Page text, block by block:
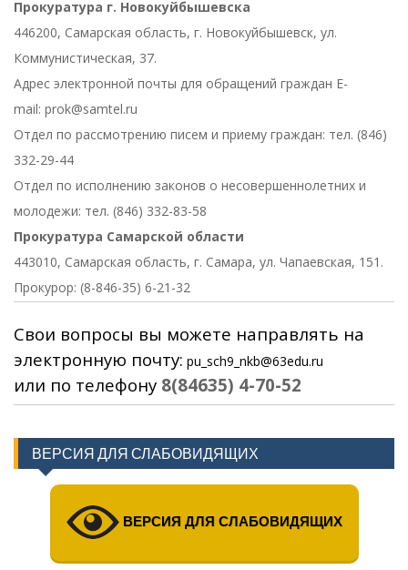
Прокуратура г. Новокуйбышевска
446200, Самарская область, г. Новокуйбышевск, ул.
Коммунистическая, 37.
Адрес электронной почты для обращений граждан E-
mail: prok@samtel.ru
Отдел по рассмотрению писем и приему граждан: тел. (846)
332-29-44
Отдел по исполнению законов о несовершеннолетних и
молодежи: тел. (846) 332-83-58
Прокуратура Самарской области
443010, Самарская область, г. Самара, ул. Чапаевская, 151.
Прокурор: (8-846-35) 6-21-32
Свои вопросы вы можете направлять на
электронную почту: pu_sch9_nkb@63edu.ru
или по телефону 8(84635) 4-70-52
ВЕРСИЯ ДЛЯ СЛАБОВИДЯЩИХ
ВЕРСИЯ ДЛЯ СЛАБОВИДЯЩИХ